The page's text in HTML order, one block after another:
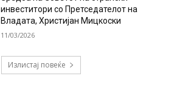
инвеститори со Претседателот на
Владата, Христијан Мицкоски
11/03/2026
Излистај повеќе